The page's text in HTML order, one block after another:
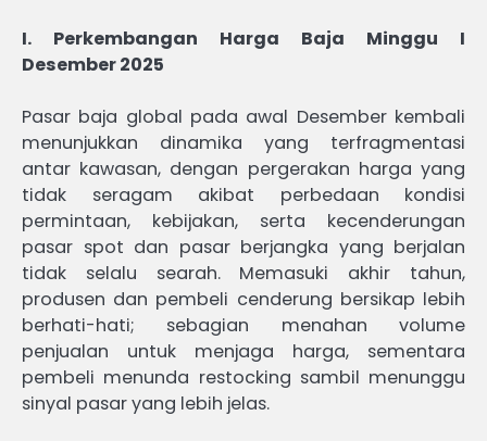
I. Perkembangan Harga Baja Minggu I
Desember 2025
Pasar baja global pada awal Desember kembali
menunjukkan dinamika yang terfragmentasi
antar kawasan, dengan pergerakan harga yang
tidak seragam akibat perbedaan kondisi
permintaan, kebijakan, serta kecenderungan
pasar spot dan pasar berjangka yang berjalan
tidak selalu searah. Memasuki akhir tahun,
produsen dan pembeli cenderung bersikap lebih
berhati-hati; sebagian menahan volume
penjualan untuk menjaga harga, sementara
pembeli menunda restocking sambil menunggu
sinyal pasar yang lebih jelas.